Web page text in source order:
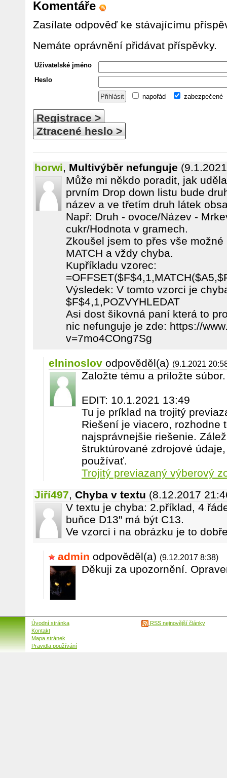
Komentáře
Zasílate odpověď ke stávajícímu
Nemáte oprávnění přidávat příspěvky.
Uživatelské jméno
Heslo
napořád zabezpečené
Registrace >
Ztracené heslo >
horwi, Multivýběr nefunguje
Může mi někdo poradit, jak
prvním Drop down listu bude
název a ve třetím druh látek
Např: Druh - ovoce/Název -
cukr/Hodnota v gramech.
Zkoušel jsem to přes vše možné
MATCH a vždy chyba.
Kupříkladu vzorec:
Výsledek: V tomto vzorci je
$F$4,1,POZVYHLEDAT
Asi dost šikovná paní která to
nic nefunguje je zde: https://
v=7mo4COng7Sg
elninoslov odpověděl(a) (9.1.2021
Založte tému a priložte súbor.
EDIT: 10.1.2021 13:49
Tu je príklad na trojitý
Riešení je viacero, rozhodne
najsprávnejšie riešenie.
štruktúrované zdrojové
používať.
Trojitý previazaný výberový
Jiří497, Chyba v textu (8.12.2017
V textu je chyba: 2.příklad, 4
buňce D13" má být C13.
Ve vzorci i na obrázku je to
admin odpověděl(a) (9.12.2017 8:38)
Děkuji za upozornění.
Úvodní stránka
Kontakt
Mapa stránek
Pravidla používání
RSS nejnovější články